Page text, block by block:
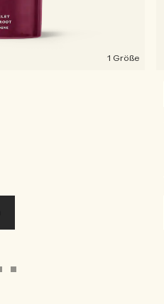
1 Größe